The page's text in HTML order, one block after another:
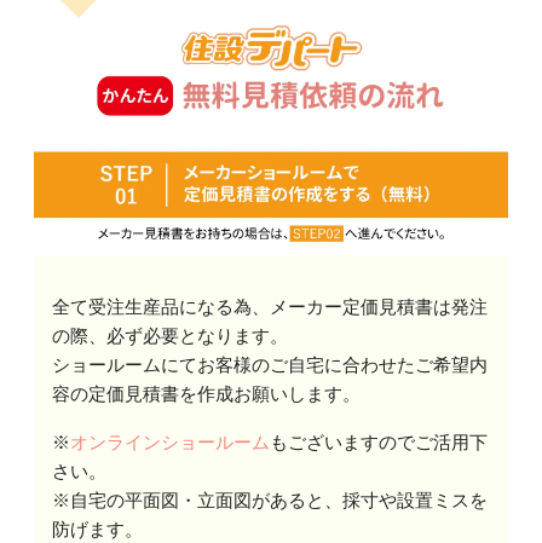
全て受注生産品になる為、メーカー定価見積書は発注
の際、必ず必要となります。
ショールームにてお客様のご自宅に合わせたご希望内
容の定価見積書を作成お願いします。
※オンラインショールーム もございますのでご活用下
さい。
※自宅の平面図・立面図があると、採寸や設置ミスを
防げます。